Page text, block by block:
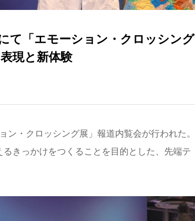
て「エモーション・クロッシング
現と新体験
・クロッシング展」報道内覧会が行われた。
きっかけをつくることを目的とした、先端テ